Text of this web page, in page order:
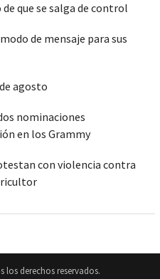
que se salga de control
de mensaje para sus
agosto
nominaciones
en los Grammy
con violencia contra
derechos reservados.